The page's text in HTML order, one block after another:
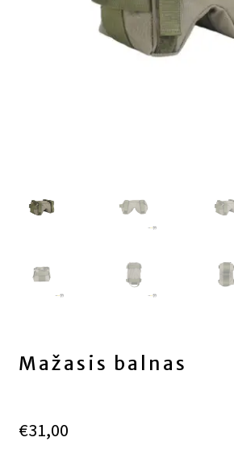
Mažasis balnas
€31,00